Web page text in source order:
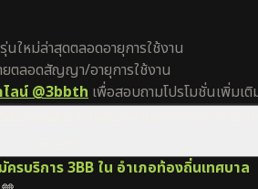
ใหม่ล่าสุดตลอดอายุการใช้งาน
ยตลอดสัญญา/อายุการใช้งาน
ลน์ @3bbth เพื่อสอบถามโปรโมชั่นเพิ่มเติ
ครบริการ 3BB ใน อำเภอท้องถิ่นเทศบาล